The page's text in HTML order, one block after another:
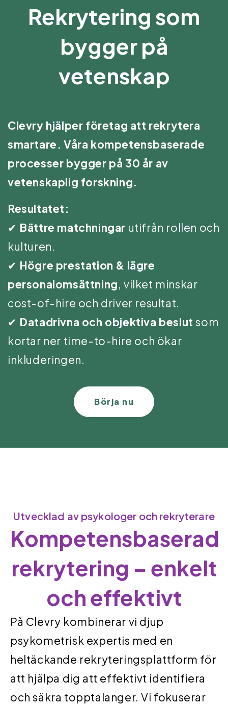
Rekrytering som
bygger på
vetenskap
Clevry hjälper företag att rekrytera
smartare. Våra kompetensbaserade
processer bygger på 30 år av
vetenskaplig forskning.
Resultatet:
✔ Bättre matchningar utifrån rollen och
kulturen.
✔ Högre prestation & lägre
personalomsättning, vilket minskar
cost-of-hire och driver resultat.
✔ Datadrivna och objektiva beslut som
kortar ner time-to-hire och ökar
inkluderingen.
Börja nu
Utvecklad av psykologer och rekryterare
Kompetensbaserad
rekrytering – enkelt
och effektivt
På Clevry kombinerar vi djup
psykometrisk expertis med en
heltäckande rekryteringsplattform för
att hjälpa dig att effektivt identifiera
och säkra topptalanger. Vi fokuserar